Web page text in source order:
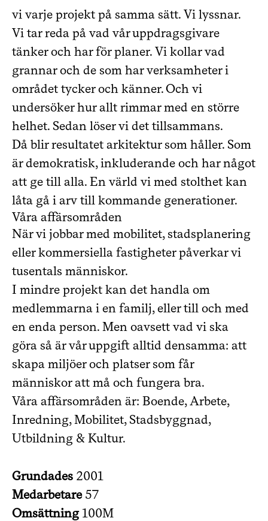
vi varje projekt på samma sätt. Vi lyssnar.
Vi tar reda på vad vår uppdragsgivare
tänker och har för planer. Vi kollar vad
grannar och de som har verksamheter i
området tycker och känner. Och vi
undersöker hur allt rimmar med en större
helhet. Sedan löser vi det tillsammans.
Då blir resultatet arkitektur som håller. Som
är demokratisk, inkluderande och har något
att ge till alla. En värld vi med stolthet kan
låta gå i arv till kommande generationer.
Våra affärsområden
När vi jobbar med mobilitet, stadsplanering
eller kommersiella fastigheter påverkar vi
tusentals människor.
I mindre projekt kan det handla om
medlemmarna i en familj, eller till och med
en enda person. Men oavsett vad vi ska
göra så är vår uppgift alltid densamma: att
skapa miljöer och platser som får
människor att må och fungera bra.
Våra affärsområden är: Boende, Arbete,
Inredning, Mobilitet, Stadsbyggnad,
Utbildning & Kultur.
Grundades 2001
Medarbetare 57
Omsättning 100M